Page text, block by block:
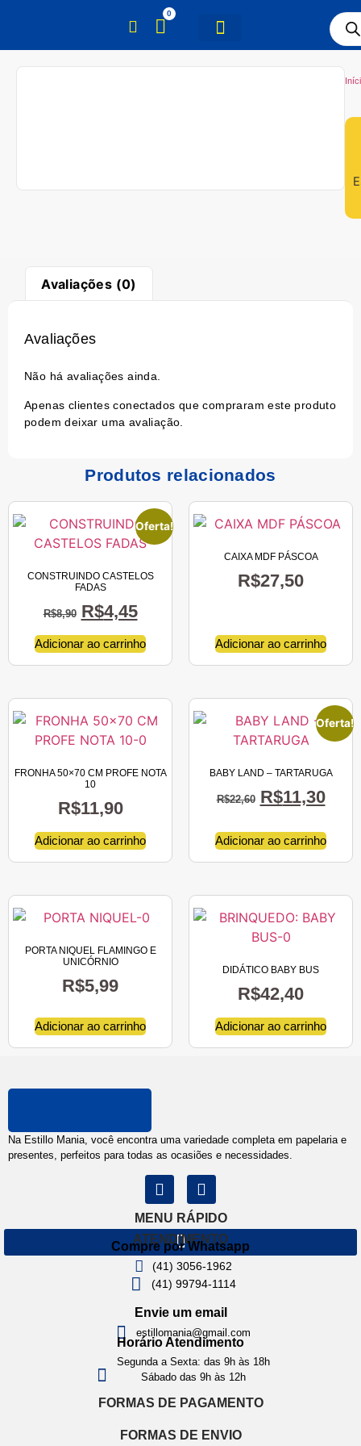
0
Avaliações (0)
Avaliações
Não há avaliações ainda.
Apenas clientes conectados que compraram este produto
podem deixar uma avaliação.
Produtos relacionados
Oferta!
CONSTRUINDO CASTELOS
FADAS
R$8,90 R$4,45
Adicionar ao carrinho
CAIXA MDF PÁSCOA
R$27,50
Adicionar ao carrinho
FRONHA 50×70 CM PROFE NOTA
10
R$11,90
Adicionar ao carrinho
Oferta!
BABY LAND – TARTARUGA
R$22,60 R$11,30
Adicionar ao carrinho
PORTA NIQUEL FLAMINGO E
UNICÓRNIO
R$5,99
Adicionar ao carrinho
DIDÁTICO BABY BUS
R$42,40
Adicionar ao carrinho
Na Estillo Mania, você encontra uma variedade completa em papelaria e
presentes, perfeitos para todas as ocasiões e necessidades.
MENU RÁPIDO
ATENDIMENTO
Compre por Whatsapp
(41) 3056-1962
(41) 99794-1114
Envie um email
estillomania@gmail.com
Horário Atendimento
Segunda a Sexta: das 9h às 18h
Sábado das 9h às 12h
FORMAS DE PAGAMENTO
FORMAS DE ENVIO